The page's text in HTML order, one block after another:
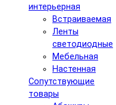
интерьерная
Встраиваемая
Ленты
светодиодные
Мебельная
Настенная
Сопутствующие
товары